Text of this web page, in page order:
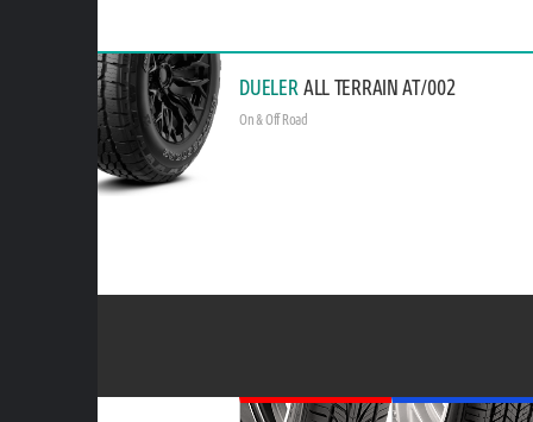
DUELERALL TERRAIN AT/002
On & Off Road